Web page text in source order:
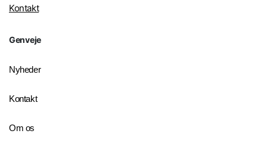
Kontakt
Genveje
Nyheder
Kontakt
Om os